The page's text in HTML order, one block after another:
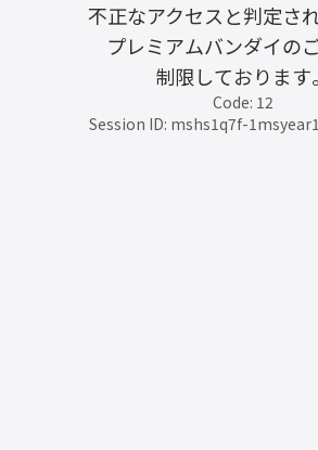
不正なアクセスと判定され
プレミアムバンダイの
制限しております。
Code: 12
Session ID: mshs1q7f-